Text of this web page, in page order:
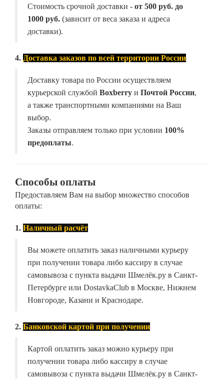
Стоимость срочной доставки - от 500 руб. до
1000 руб. (зависит от веса заказа и адреса
доставки).
4. Доставка заказов по всей территории России
Доставку товара по России осуществляем
курьерской службой Boxberry и Почтой России,
а также транспортными компаниями на Ваш
выбор.
Заказы отправляем только при условии 100%
предоплаты.
Способы оплаты
Предоставляем Вам на выбор множество способов
оплаты:
1. Наличный расчёт
Вы можете оплатить заказ наличными курьеру
при получении товара либо кассиру в случае
самовывоза с пункта выдачи Шмелёк.ру в Санкт-
Петербурге или DostavkaClub в Москве, Нижнем
Новгороде, Казани и Краснодаре.
2. Банковской картой при получении
Картой оплатить заказ можно курьеру при
получении товара либо кассиру в случае
самовывоза с пункта выдачи Шмелёк.ру в Санкт-